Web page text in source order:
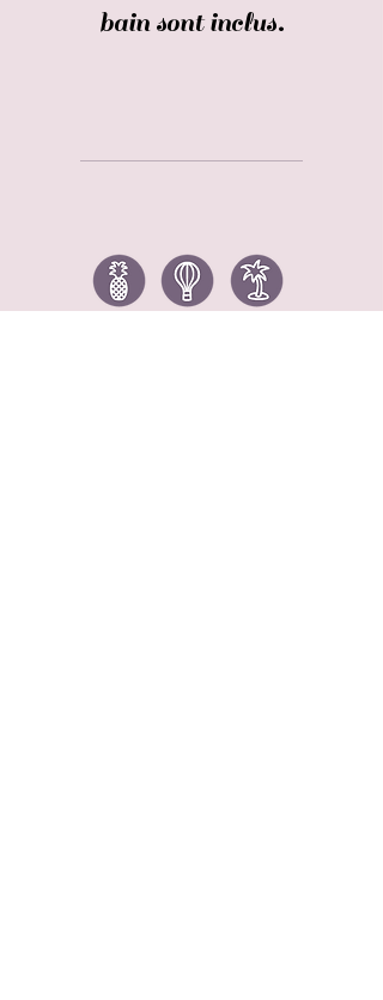
bain sont inclus.